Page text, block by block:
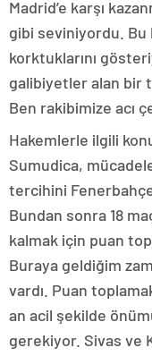
Madrid’e karşı
gibi seviniyordu. Bu
korktuklarını
galibiyetler alan bir
Ben rakibimize acı
Hakemlerle ilgili
Sumudica,
tercihini
Bundan sonra 18
kalmak için puan
Buraya geldiğim
vardı. Puan
an acil şekilde
gerekiyor. Sivas ve